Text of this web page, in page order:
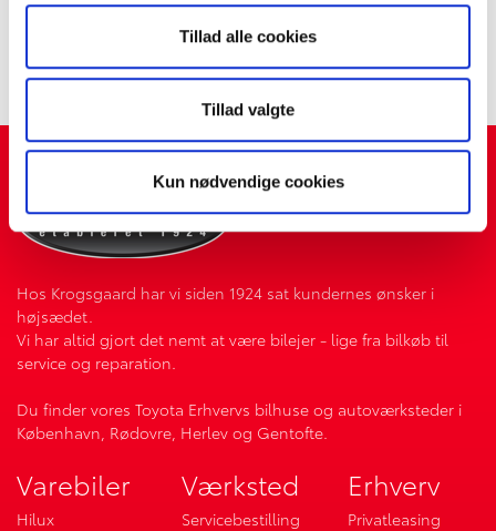
Tillad alle cookies
Tillad valgte
Kun nødvendige cookies
Hos Krogsgaard har vi siden 1924 sat kundernes ønsker i
højsædet.
Vi har altid gjort det nemt at være bilejer - lige fra bilkøb til
service og reparation.
Du finder vores Toyota Erhvervs bilhuse og autoværksteder i
København, Rødovre, Herlev og Gentofte.
Varebiler
Hilux
Værksted
Servicebestilling
Erhverv
Privatleasing